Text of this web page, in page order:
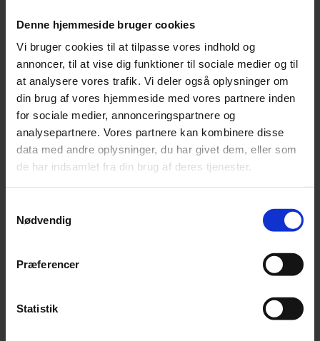
Denne hjemmeside bruger cookies
Vi bruger cookies til at tilpasse vores indhold og
annoncer, til at vise dig funktioner til sociale medier og til
at analysere vores trafik. Vi deler også oplysninger om
din brug af vores hjemmeside med vores partnere inden
for sociale medier, annonceringspartnere og
analysepartnere. Vores partnere kan kombinere disse
data med andre oplysninger, du har givet dem, eller som
de har indsamlet fra din brug af deres tjenester.
Nødvendig
Præferencer
Statistik
Nye Bach-fund kaster lys over Leipzig